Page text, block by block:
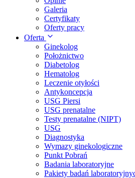
Galeria
Certyfikaty
Oferty pracy
Oferta
Ginekolog
Położnictwo
Diabetolog
Hematolog
Leczenie otyłości
Antykoncepcja
USG Piersi
USG prenatalne
Testy prenatalne (NIPT)
USG
Diagnostyka
Wymazy ginekologiczne
Punkt Pobrań
Badania laboratoryjne
Pakiety badań